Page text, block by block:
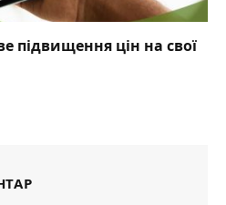
підвищення цін на свої